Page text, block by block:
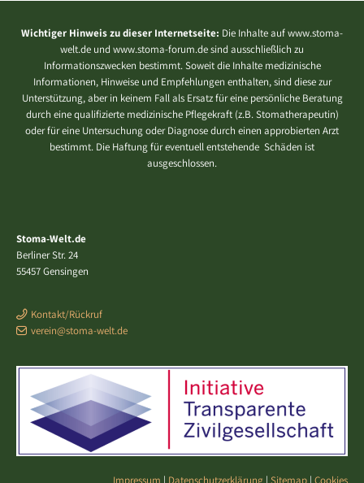
Wichtiger Hinweis zu dieser Internetseite: Die Inhalte auf www.stoma-
welt.de und www.stoma-forum.de sind ausschließlich zu
Informationszwecken bestimmt. Soweit die Inhalte medizinische
Informationen, Hinweise und Empfehlungen enthalten, sind diese zur
Unterstützung, aber in keinem Fall als Ersatz für eine persönliche Beratung
durch eine qualifizierte medizinische Pflegekraft (z.B. Stomatherapeutin)
oder für eine Untersuchung oder Diagnose durch einen approbierten Arzt
bestimmt. Die Haftung für eventuell entstehende Schäden ist
ausgeschlossen.
Stoma-Welt.de
Berliner Str. 24
55457 Gensingen
Kontakt/Rückruf
verein@stoma-welt.de
Impressum | Datenschutzerklärung | Sitemap | Cookies